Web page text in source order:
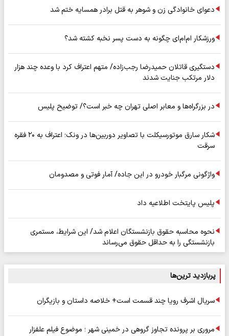
دعوای خانوادگی زن و شوهر به قتل برادر همسایه ختم شد
ورزشکار ام‌ام‌ای چگونه به دست پسر نخبه کشته شد؟
دستگیری قاتلان حمیدرضا رجب‌زاده/ متهم اعتراف کرد با وعده چند هزار
دلار مرتکب جنایت شدند
در بزرگراه‌ها و معابر اصلی تهران چه خبر است؟/ توضیح پلیس
شکار سارق موتورسیکلت با تصاویر دوربین‌ها در ونک؛ اعتراف به ۲۰ فقره
سرقت
واژگونی مرگبار خودرو در این جاده/ آمار فوتی و مصدومان
پلیس پایتخت اطلاعیه داد
نحوه محاسبه حقوق بازنشستگان اعلام شد/ این شرایط، مستمری
بازنشستگی را به حداقل حقوق می‌رساند
پربازدید ترین‌ها
سریال اشرف رویا چند قسمت است+ خلاصه داستان و بازیگران
مروری بر پرونده تجاوز گروهی در خمینی شهر ؛ موضوع فیلم علفزار